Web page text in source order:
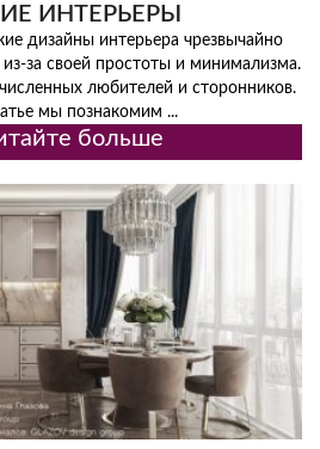
ИНТЕРЬЕРЫ
дизайны интерьера чрезвычайно
за своей простоты и минимализма.
любителей и сторонников.
мы познакомим ...
больше